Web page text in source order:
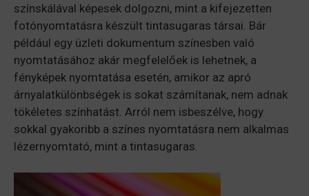
színskálával képesek dolgozni, mint a kifejezetten
fotónyomtatásra készült tintasugaras társai. Bár
például egy üzleti dokumentum színesben való
nyomtatásához akár megfelelőek is lehetnek, a
fényképek nyomtatása esetén, amikor az apró
árnyalatkülönbségek is sokat számítanak, nem adnak
tökéletes színhatást. Arról nem isbeszélve, hogy
sokkal gyakoribb a színes nyomtatásra nem alkalmas
lézernyomtató, mint a tintasugaras.